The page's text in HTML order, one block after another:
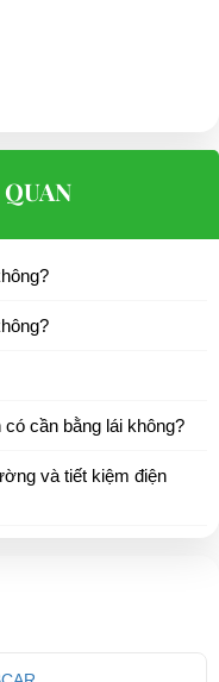
cần bằng lái không?
và tiết kiệm điện